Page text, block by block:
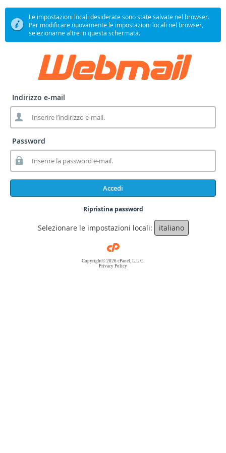
Le impostazioni locali desiderate sono state salvate nel browser.
Per modificare nuovamente le impostazioni locali nel browser,
selezionarne altre in questa schermata.
Indirizzo e-mail
Password
Accedi
Ripristina password
Selezionare le impostazioni locali: italiano
Copyright© 2026 cPanel, L.L.C.
Privacy Policy